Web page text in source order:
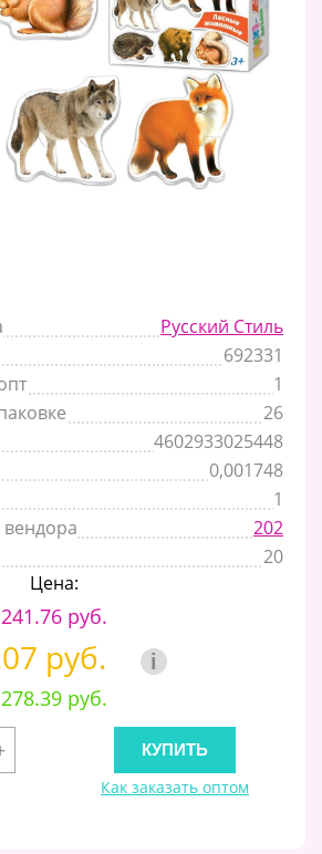
Русский Стиль
692331
1
26
4602933025448
0,001748
1
202
20
Цена:
241.76 руб.
руб. i
278.39 руб.
Как заказать оптом